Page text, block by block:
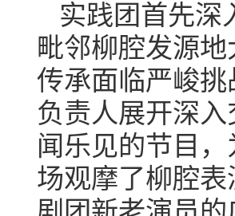
实践团首先深
毗邻柳腔发源
传承面临严峻
负责人展开深
闻乐见的节目
场观摩了柳腔